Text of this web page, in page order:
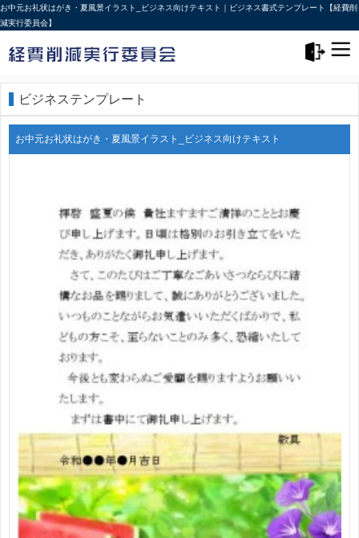
お中元お礼状はがき・夏風景イラスト_ビジネス向けテキスト｜ビジネス書式テンプレート【経費削
減実行委員会】
ビジネステンプレート
お中元お礼状はがき・夏風景イラスト_ビジネス向けテキスト